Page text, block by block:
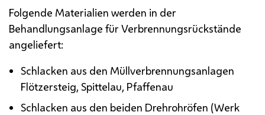
Folgende Materialien werden in der
Behandlungsanlage für Verbrennungsrückstände
angeliefert:
Schlacken aus den Müllverbrennungsanlagen
Flötzersteig, Spittelau, Pfaffenau
Schlacken aus den beiden Drehrohröfen (Werk